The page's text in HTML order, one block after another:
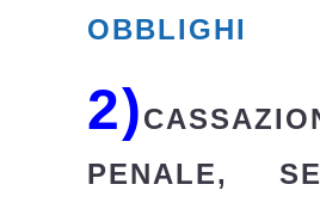
OBBLIGHI
2)
PENALE,